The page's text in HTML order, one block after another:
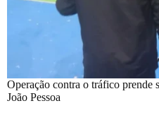
Operação contra o tráfico prende
João Pessoa